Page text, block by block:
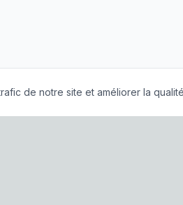
de notre site et améliorer la